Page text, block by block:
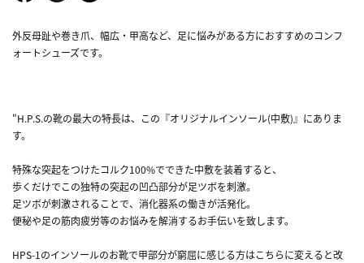
外反母趾や巻き爪、幅広・甲高など、足に悩みがある方におすすめのコンフ
ォートシューズです。
"H.P.S.の靴の最大の特長は、この『オリジナルインソール(中敷)』にありま
す。
特殊な突起をつけたコルク100%でできた中敷を装着すると、
歩くだけでこの独特の突起の凹凸部分が足ツボを刺激。
足ツボが刺激されることで、消化器系の働きが活発化。
便秘や足の筋肉疲労等のお悩みを解消するお手伝いを致します。
HPS-1のインソールのお靴で甲部分が窮屈に感じる方はこちらに変えると改